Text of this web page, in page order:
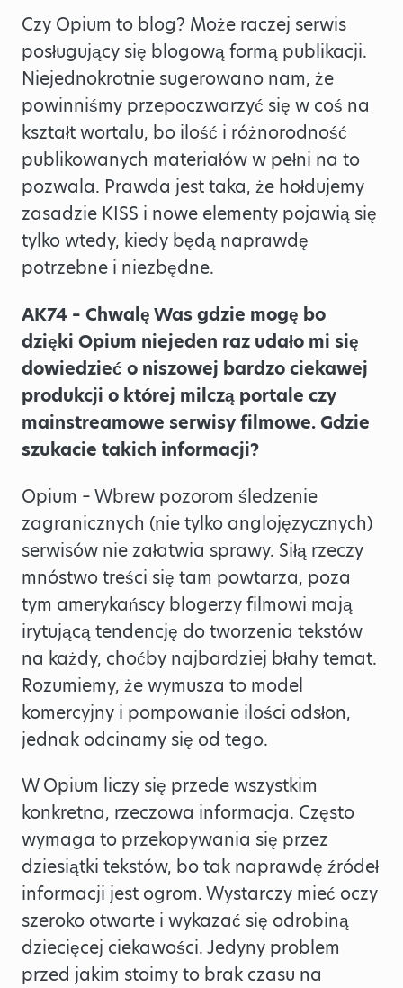
Czy Opium to blog? Może raczej serwis
posługujący się blogową formą publikacji.
Niejednokrotnie sugerowano nam, że
powinniśmy przepoczwarzyć się w coś na
kształt wortalu, bo ilość i różnorodność
publikowanych materiałów w pełni na to
pozwala. Prawda jest taka, że hołdujemy
zasadzie KISS i nowe elementy pojawią się
tylko wtedy, kiedy będą naprawdę
potrzebne i niezbędne.
AK74 – Chwalę Was gdzie mogę bo
dzięki Opium niejeden raz udało mi się
dowiedzieć o niszowej bardzo ciekawej
produkcji o której milczą portale czy
mainstreamowe serwisy filmowe. Gdzie
szukacie takich informacji?
Opium – Wbrew pozorom śledzenie
zagranicznych (nie tylko anglojęzycznych)
serwisów nie załatwia sprawy. Siłą rzeczy
mnóstwo treści się tam powtarza, poza
tym amerykańscy blogerzy filmowi mają
irytującą tendencję do tworzenia tekstów
na każdy, choćby najbardziej błahy temat.
Rozumiemy, że wymusza to model
komercyjny i pompowanie ilości odsłon,
jednak odcinamy się od tego.
W Opium liczy się przede wszystkim
konkretna, rzeczowa informacja. Często
wymaga to przekopywania się przez
dziesiątki tekstów, bo tak naprawdę źródeł
informacji jest ogrom. Wystarczy mieć oczy
szeroko otwarte i wykazać się odrobiną
dziecięcej ciekawości. Jedyny problem
przed jakim stoimy to brak czasu na